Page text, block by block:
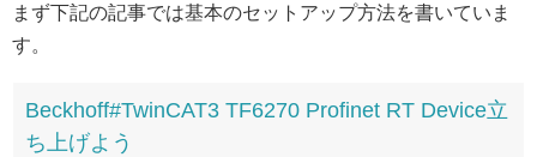
まず下記の記事では基本のセットアップ方法を書いていま
す。
Beckhoff#TwinCAT3 TF6270 Profinet RT Device立
ち上げよう